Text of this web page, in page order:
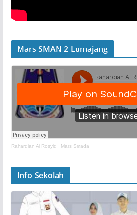
Mars SMAN 2 Lumajang
Rahardian Al Rosyid · Mars Smada
Info Sekolah